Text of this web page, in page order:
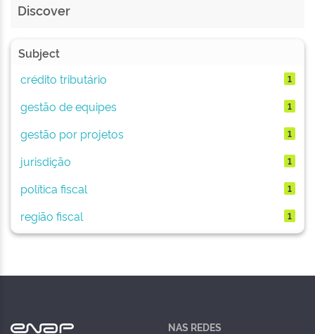
Discover
Subject
crédito tributário
1
gestão de equipes 1
gestão por projetos 1
jurisdição 1
política fiscal 1
região fiscal 1
NAS REDES